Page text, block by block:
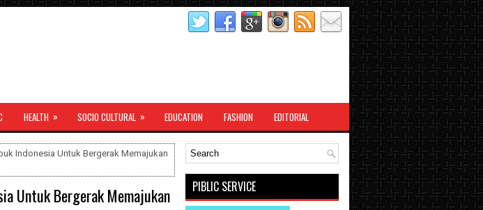
HEALTH » SOCIO CULTURAL » EDUCATION FASHION EDITORIAL
Indonesia Untuk Bergerak Memajukan
Untuk Bergerak Memajukan PIBLIC SERVICE